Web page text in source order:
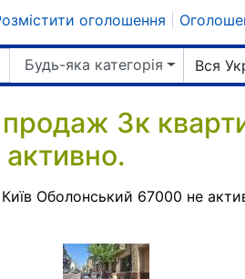
оголошення
Будь-яка категорія Вся
3к
Оболонський 67000 не